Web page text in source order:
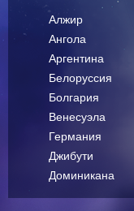
Алжир
Ангола
Аргентина
Белоруссия
Болгария
Венесуэла
Германия
Джибути
Доминикана